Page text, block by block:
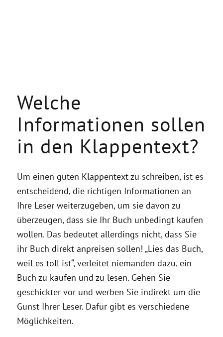
Welche
Informationen sollen
in den Klappentext?
Um einen guten Klappentext zu schreiben, ist es
entscheidend, die richtigen Informationen an
Ihre Leser weiterzugeben, um sie davon zu
überzeugen, dass sie Ihr Buch unbedingt kaufen
wollen. Das bedeutet allerdings nicht, dass Sie
ihr Buch direkt anpreisen sollen! „Lies das Buch,
weil es toll ist“, verleitet niemanden dazu, ein
Buch zu kaufen und zu lesen. Gehen Sie
geschickter vor und werben Sie indirekt um die
Gunst Ihrer Leser. Dafür gibt es verschiedene
Möglichkeiten.